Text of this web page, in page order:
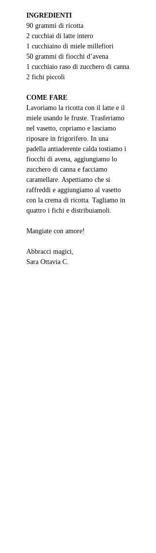
INGREDIENTI
90 grammi di ricotta
2 cucchiai di latte intero
1 cucchiaino di miele millefiori
50 grammi di fiocchi d’avena
1 cucchiaio raso di zucchero di canna
2 fichi piccoli
COME FARE
Lavoriamo la ricotta con il latte e il
miele usando le fruste. Trasferiamo
nel vasetto, copriamo e lasciamo
riposare in frigorifero. In una
padella antiaderente calda tostiamo i
fiocchi di avena, aggiungiamo lo
zucchero di canna e facciamo
caramellare. Aspettiamo che si
raffreddi e aggiungiamo al vasetto
con la crema di ricotta. Tagliamo in
quattro i fichi e distribuiamoli.
Mangiate con amore!
Abbracci magici,
Sara Ottavia C.